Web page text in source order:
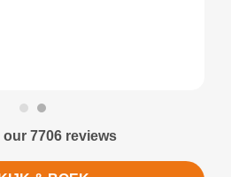
our 7706 reviews